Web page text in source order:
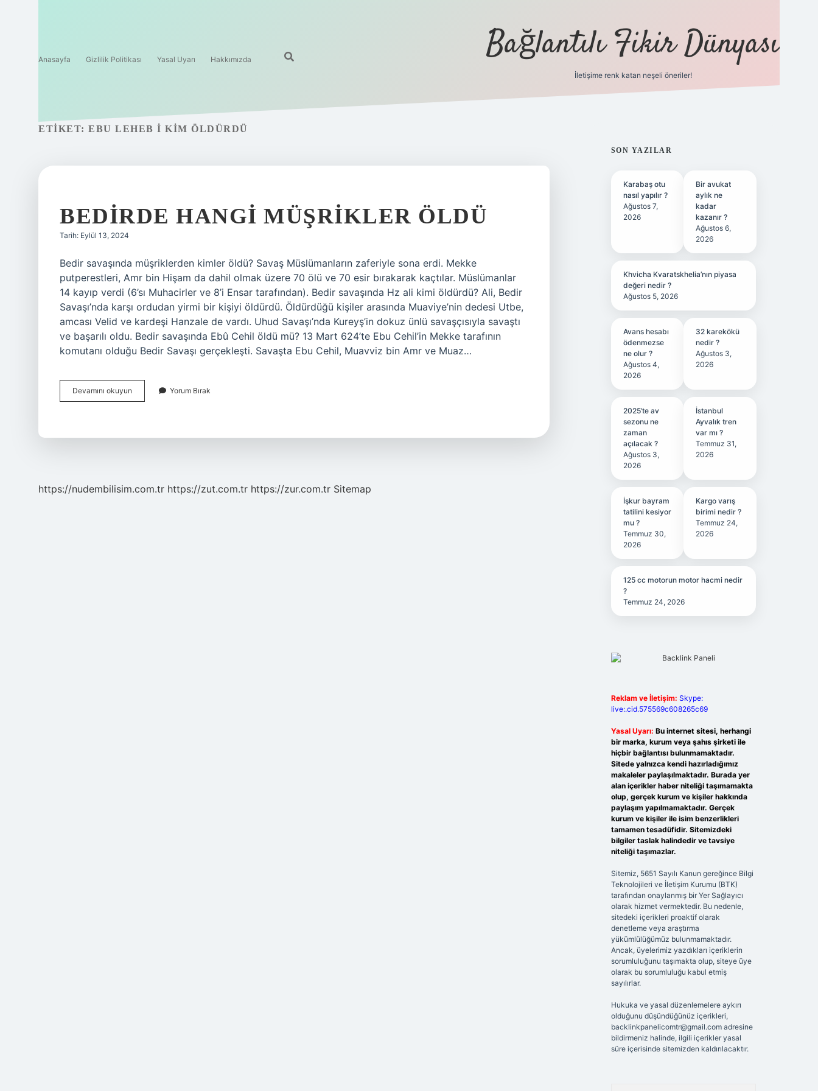
Anasayfa Gizlilik Politikası Yasal Uyarı Hakkımızda Bağlantılı Fikir Dünyası
İletişime renk katan neşeli öneriler!
ETIKET: EBU LEHEB I KIM ÖLDÜRDÜ
BEDIRDE HANGI MÜŞRIKLER ÖLDÜ
Tarih: Eylül 13, 2024
Bedir savaşında müşriklerden kimler öldü? Savaş Müslümanların zaferiyle sona erdi. Mekke
putperestleri, Amr bin Hişam da dahil olmak üzere 70 ölü ve 70 esir bırakarak kaçtılar. Müslümanlar
14 kayıp verdi (6’sı Muhacirler ve 8’i Ensar tarafından). Bedir savaşında Hz ali kimi öldürdü? Ali, Bedir
Savaşı’nda karşı ordudan yirmi bir kişiyi öldürdü. Öldürdüğü kişiler arasında Muaviye’nin dedesi Utbe,
amcası Velid ve kardeşi Hanzale de vardı. Uhud Savaşı’nda Kureyş’in dokuz ünlü savaşçısıyla savaştı
ve başarılı oldu. Bedir savaşında Ebû Cehil öldü mü? 13 Mart 624’te Ebu Cehil’in Mekke tarafının
komutanı olduğu Bedir Savaşı gerçekleşti. Savaşta Ebu Cehil, Muavviz bin Amr ve Muaz…
Devamını okuyun
Hangi
Yorum Bırak
https://nudembilisim.com.tr https://zut.com.tr https://zur.com.tr Sitemap
SIDEBAR
SON YAZILAR
Karabaş otu
nasıl yapılır ?
Ağustos 7,
2026
Bir avukat
aylık ne
kadar
kazanır ?
Ağustos 6,
2026
Khvicha Kvaratskhelia’nın piyasa
değeri nedir ?
Ağustos 5, 2026
Avans hesabı
ödenmezse
ne olur ?
Ağustos 4,
2026
32 karekökü
nedir ?
Ağustos 3,
2026
2025’te av
sezonu ne
zaman
açılacak ?
Ağustos 3,
2026
İstanbul
Ayvalık tren
var mı ?
Temmuz 31,
2026
İşkur bayram
tatilini kesiyor
mu ?
Temmuz 30,
2026
Kargo varış
birimi nedir ?
Temmuz 24,
2026
125 cc motorun motor hacmi nedir
?
Temmuz 24, 2026
Reklam ve İletişim: Skype:
live:.cid.575569c608265c69
Yasal Uyarı: Bu internet sitesi, herhangi
bir marka, kurum veya şahıs şirketi ile
hiçbir bağlantısı bulunmamaktadır.
Sitede yalnızca kendi hazırladığımız
makaleler paylaşılmaktadır. Burada yer
alan içerikler haber niteliği taşımamakta
olup, gerçek kurum ve kişiler hakkında
paylaşım yapılmamaktadır. Gerçek
kurum ve kişiler ile isim benzerlikleri
tamamen tesadüfidir. Sitemizdeki
bilgiler taslak halindedir ve tavsiye
niteliği taşımazlar.
Sitemiz, 5651 Sayılı Kanun gereğince Bilgi
Teknolojileri ve İletişim Kurumu (BTK)
tarafından onaylanmış bir Yer Sağlayıcı
olarak hizmet vermektedir. Bu nedenle,
sitedeki içerikleri proaktif olarak
denetleme veya araştırma
yükümlülüğümüz bulunmamaktadır.
Ancak, üyelerimiz yazdıkları içeriklerin
sorumluluğunu taşımakta olup, siteye üye
olarak bu sorumluluğu kabul etmiş
sayılırlar.
Hukuka ve yasal düzenlemelere aykırı
olduğunu düşündüğünüz içerikleri,
backlinkpanelicomtr@gmail.comadresine
bildirmeniz halinde, ilgili içerikler yasal
süre içerisinde sitemizden kaldırılacaktır.